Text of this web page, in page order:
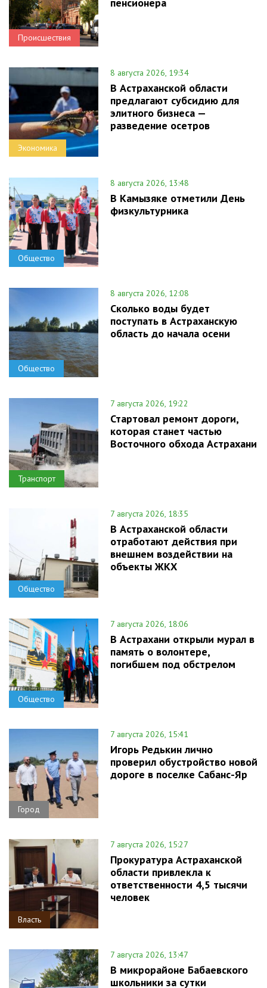
Происшествия
пенсионера
Экономика
8 августа 2026, 19:34
В Астраханской области
предлагают субсидию для
элитного бизнеса —
разведение осетров
Общество
8 августа 2026, 13:48
В Камызяке отметили День
физкультурника
Общество
8 августа 2026, 12:08
Сколько воды будет
поступать в Астраханскую
область до начала осени
Транспорт
7 августа 2026, 19:22
Стартовал ремонт дороги,
которая станет частью
Восточного обхода Астрахани
Общество
7 августа 2026, 18:35
В Астраханской области
отработают действия при
внешнем воздействии на
объекты ЖКХ
Общество
7 августа 2026, 18:06
В Астрахани открыли мурал в
память о волонтере,
погибшем под обстрелом
Город
7 августа 2026, 15:41
Игорь Редькин лично
проверил обустройство новой
дороге в поселке Сабанс-Яр
Власть
7 августа 2026, 15:27
Прокуратура Астраханской
области привлекла к
ответственности 4,5 тысячи
человек
7 августа 2026, 13:47
В микрорайоне Бабаевского
школьники за сутки